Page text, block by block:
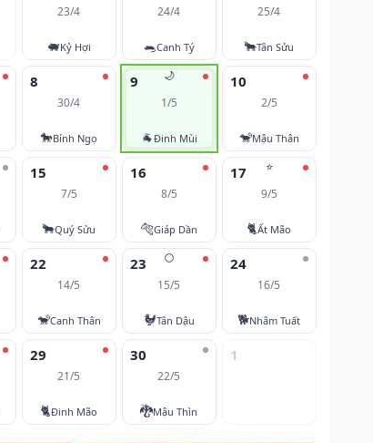
23/4
🐖Kỷ Hợi
24/4
🐀Canh Tý
25/4
🐂Tân Sửu
8
30/4
🐎Bính Ngọ
🌙
9
1/5
🐐Đinh Mùi
10
2/5
🐒Mậu Thân
15
7/5
🐂Quý Sửu
16
8/5
🐅Giáp Dần
⭐
17
9/5
🐈Ất Mão
22
14/5
🐒Canh Thân
🌕
23
15/5
🐓Tân Dậu
24
16/5
🐕Nhâm Tuất
29
21/5
🐈Đinh Mão
30
22/5
🐉Mậu Thìn
1